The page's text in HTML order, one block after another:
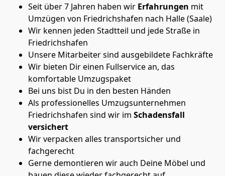
Seit über 7 Jahren haben wir Erfahrungen mit
Umzügen von Friedrichshafen nach Halle (Saale)
Wir kennen jeden Stadtteil und jede Straße in
Friedrichshafen
Unsere Mitarbeiter sind ausgebildete Fachkräfte
Wir bieten Dir einen Fullservice an, das
komfortable Umzugspaket
Bei uns bist Du in den besten Händen
Als professionelles Umzugsunternehmen
Friedrichshafen sind wir im Schadensfall
versichert
Wir verpacken alles transportsicher und
fachgerecht
Gerne demontieren wir auch Deine Möbel und